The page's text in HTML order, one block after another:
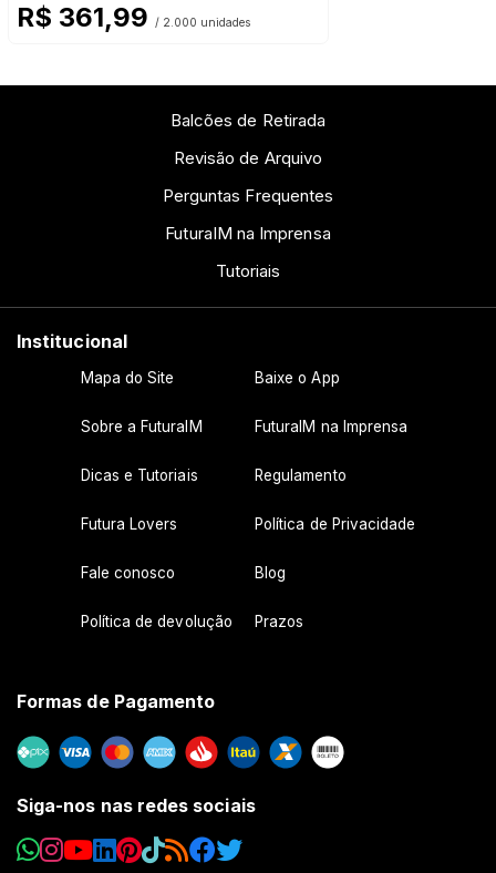
R$ 361,99 / 2.000 unidades
Balcões de Retirada
Revisão de Arquivo
Perguntas Frequentes
FuturaIM na Imprensa
Tutoriais
Institucional
Mapa do Site Baixe o App
Sobre a FuturaIM FuturaIM na Imprensa
Dicas e Tutoriais Regulamento
Futura Lovers Política de Privacidade
Fale conosco Blog
Política de devolução Prazos
Formas de Pagamento
Siga-nos nas redes sociais